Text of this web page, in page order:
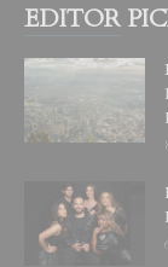
EDITOR